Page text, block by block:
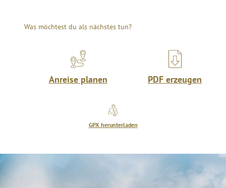
Was möchtest du als nächstes tun?
Anreise planen PDF erzeugen
GPX herunterladen